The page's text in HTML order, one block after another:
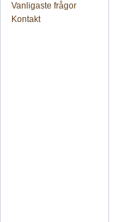
Vanligaste frågor
Kontakt